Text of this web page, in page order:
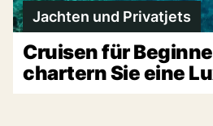
Jachten und Privatjets
Cruisen für
chartern Sie eine